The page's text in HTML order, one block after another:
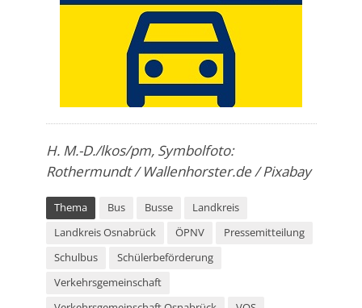
H. M.-D./lkos/pm, Symbolfoto:
Rothermundt / Wallenhorster.de / Pixabay
Thema Bus Busse
Landkreis
Landkreis Osnabrück
ÖPNV
Pressemitteilung
Schulbus
Schülerbeförderung
Verkehrsgemeinschaft